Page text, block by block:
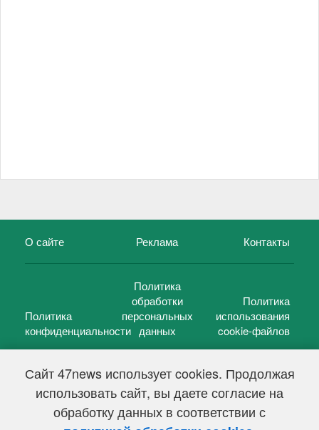
Сайт 47news использует cookies. Продолжая
использовать сайт, вы даете согласие на
обработку данных в соответствии с
О сайте Реклама Контакты
Политика
конфиденциальности
Политика
обработки
персональных
данных
Политика
использования
cookie-файлов
47 новостей (47 news)2005 — 2026 г.
Свидетельство о регистрации СМИ Эл № ФС 77-39848, выдано
Федеральной службой по надзору в сфере связи,